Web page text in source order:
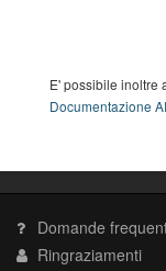
E' possibile inoltre
Documentazione
Domande
Ringraziamenti